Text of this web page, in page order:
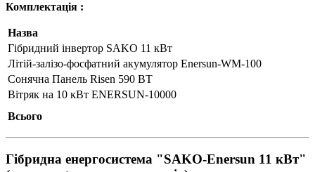
Комплектація :
Назва
Гібридний інвертор SAKO 11 кВт
Літій-залізо-фосфатний акумулятор Enersun-WM-100
Сонячна Панель Risen 590 ВТ
Вітряк на 10 кВт ENERSUN-10000
Всього
Гібридна енергосистема "SAKO-Enersun 11 кВт"